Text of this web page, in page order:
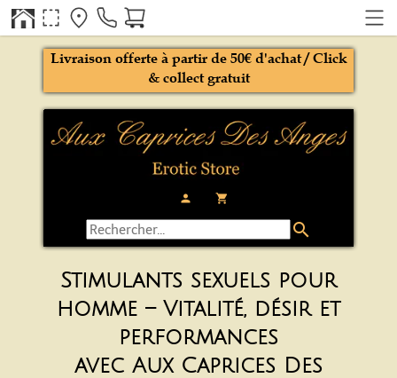
person local_grocery_store
Livraison offerte à partir de 50€ d'achat / Click
& collect gratuit
search
Stimulants sexuels pour
homme – Vitalité, désir et
performances
avec Aux Caprices Des